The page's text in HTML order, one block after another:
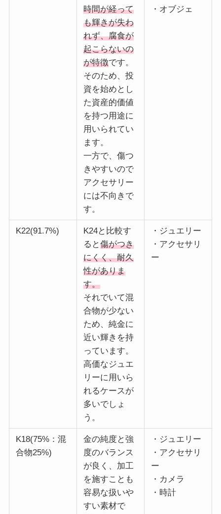
時間が経って
も輝きが失わ
れず、腐食が
起こらないの
が特徴です。
そのため、投
資を始めとし
た資産的価値
を持つ用途に
用いられてい
ます。
一方で、傷つ
きやすいので
アクセサリー
には不向きで
す。
・オブジェ
K22(91.7%)
K24と比較す
ると傷がつき
にくく、耐久
性がありま
す。
それでいて混
合物が少ない
ため、純金に
近い輝きを持
っています。
高価なジュエ
リーに用いら
れるケースが
多いでしょ
う。
・ジュエリー
・アクセサリ
ー
K18(75%：混
合物25%)
金の純度と強
度のバランス
が良く、加工
を施すことも
容易な扱いや
すい素材で
・ジュエリー
・アクセサリ
ー
・カメラ
・時計